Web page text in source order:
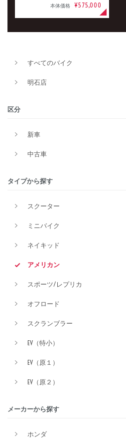
本体価格 ¥575,000
すべてのバイク
明石店
区分
新車
中古車
タイプから探す
スクーター
ミニバイク
ネイキッド
アメリカン
スポーツ/レプリカ
オフロード
スクランブラー
EV（特小）
EV（原１）
EV（原２）
メーカーから探す
ホンダ